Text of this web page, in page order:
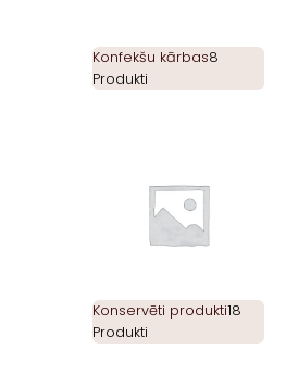
Konfekšu kārbas8
Produkti
Konservēti produkti18
Produkti